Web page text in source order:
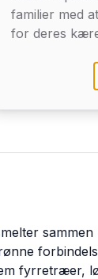
analyseret
- og udvalgt
over de steder,
der passer
fyrretræer,
familier med
for deres